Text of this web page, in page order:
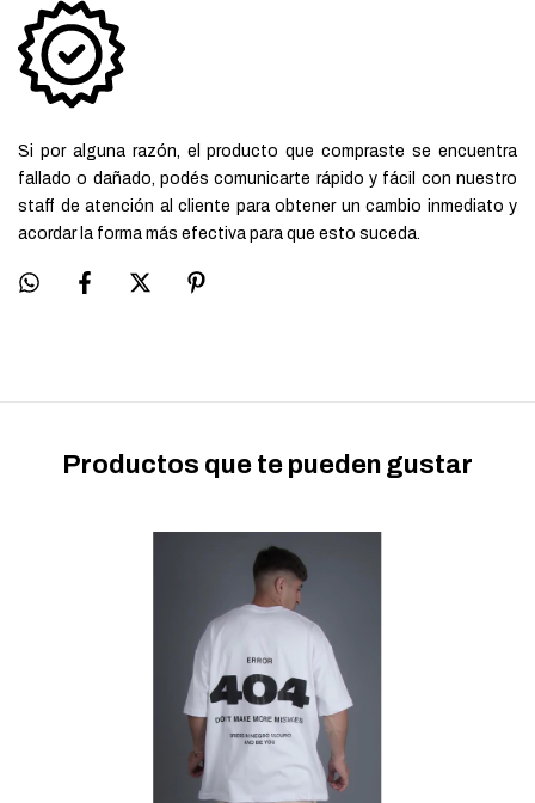
Si por alguna razón, el producto que compraste se encuentra
fallado o dañado, podés comunicarte rápido y fácil con nuestro
staff de atención al cliente para obtener un cambio inmediato y
acordar la forma más efectiva para que esto suceda.
Productos que te pueden gustar